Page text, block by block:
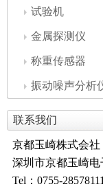
试验机
金属探测仪
称重传感器
振动噪声分析
联系我们
京都玉崎株式会社
深圳市京都玉崎电
Tel：0755-28578111